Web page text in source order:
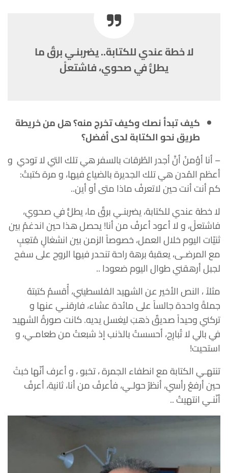
لا خطة عندي للكتابة.. يضربنـي برقٌ ما
يطلُّ في صحوي، فاشتعلْ
كيف تبدأ نصك وكيف تخرج منه؟ هل من خريطة
طريق نحو الكتابة لدى أفضل؟
– أنا أؤمنُ أنَّ أجدر الطُرقات بالسفر هي تلك التي لا تودي و
أعظم المُدن هي تلك الجديرة بالضياع فيها، و مرة كتبتُ:
كم أنت أنت حين لاتعرفُ ماذا متى أو أين..
لا خطة عندي للكتابة، يضربنـي برقٌ ما، يطلُّ في صحوي،
فاشتعلْ، و لا أعود أعرفُ من أنا! يحصل هذا حين اندغمُ بين
ثنيّات اليوم خلال العمل، خصوصاً الزمن بين انشغالٍ مُتعِبٍ
مع المرضـى، يعقبهُ برهة راحة تنحدر فيها الروح على سفح
لجبل أرهقني طوال اليوم صَعودا ..
مثلاً ، النص الأخير عن الشهيد الفلسطيني، أُقسمُ كتبتهُ
جملةً واحدة جالساً على مائدة عشاء، فارقنـي عنها و
تركني وحيداً صديقٌ ذهبَ ليغسل يديه. كانت صورةُ الشهيد
في بالي لا تُبارِح، أحسستُ بالذنب إذ شبعتُ من طعامـي، و
استحيت!
تنتهـي الكتابة مع انطفاء الجمرة ، تخبو ، و أعرف أنّها خبتْ
حين أرفعُ رأسي، أنظرُ حولـي، فأعرفُ من أنا، ثانية، أعرفُ
أنّنـي انتهيتُ ..